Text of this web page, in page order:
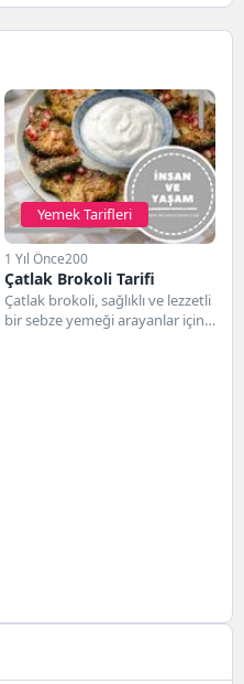
Yemek Tarifleri
1 Yıl Önce200
Çatlak Brokoli Tarifi
Çatlak brokoli, sağlıklı ve lezzetli
bir sebze yemeği arayanlar için